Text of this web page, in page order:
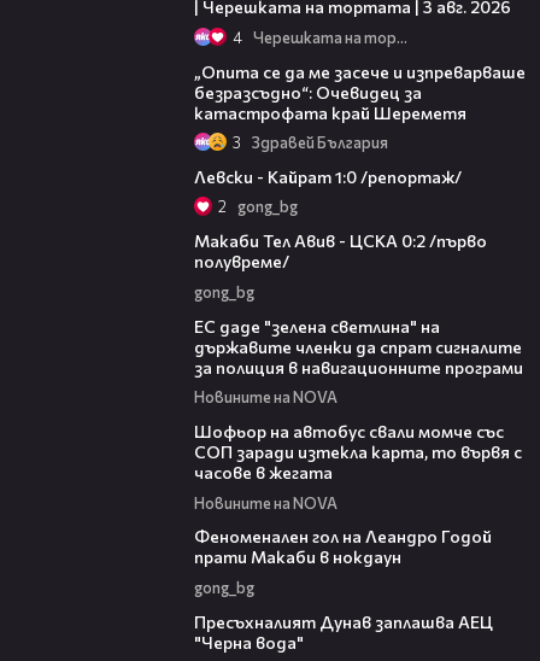
| Черешката на тортата | 3 авг. 2026
4 Черешката на тортата
„Опита се да ме засече и изпреварваше
безразсъдно“: Очевидец за
катастрофата край Шереметя
3 Здравей България
Левски - Кайрат 1:0 /репортаж/
2 gong_bg
Макаби Тел Авив - ЦСКА 0:2 /първо
полувреме/
gong_bg
ЕС даде "зелена светлина" на
държавите членки да спрат сигналите
за полиция в навигационните програми
Новините на NOVA
Шофьор на автобус свали момче със
СОП заради изтекла карта, то вървя с
часове в жегата
Новините на NOVA
Феноменален гол на Леандро Годой
прати Макаби в нокдаун
gong_bg
Пресъхналият Дунав заплашва АЕЦ
"Черна вода"